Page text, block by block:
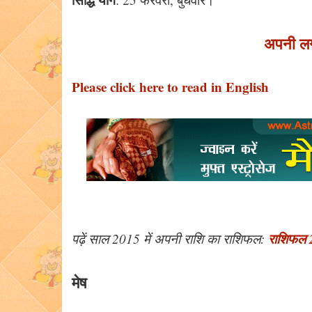
अपनी
Please click here to read in English
पढ़ें साल 2015 में अपनी राशि का राशिफल: राशिफल
मेष